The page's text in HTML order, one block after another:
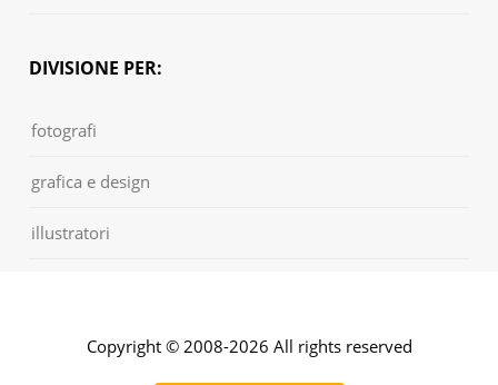
DIVISIONE PER:
fotografi
grafica e design
illustratori
Copyright © 2008-2026 All rights reserved